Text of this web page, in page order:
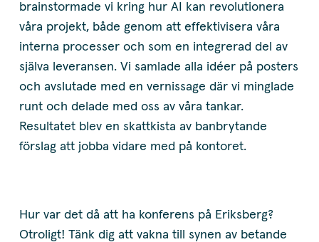
brainstormade vi kring hur AI kan revolutionera
våra projekt, både genom att effektivisera våra
interna processer och som en integrerad del av
själva leveransen. Vi samlade alla idéer på posters
och avslutade med en vernissage där vi minglade
runt och delade med oss av våra tankar.
Resultatet blev en skattkista av banbrytande
förslag att jobba vidare med på kontoret.
Hur var det då att ha konferens på Eriksberg?
Otroligt! Tänk dig att vakna till synen av betande